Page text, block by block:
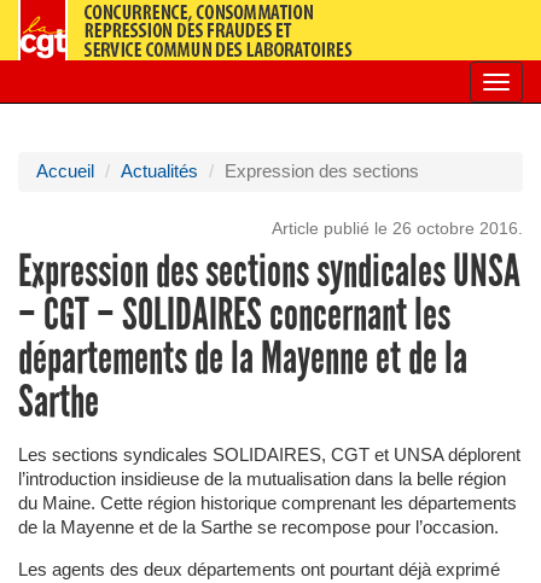
Accueil Actualités Expression des sections
Article publié le 26 octobre 2016.
Expression des sections syndicales UNSA
– CGT – SOLIDAIRES concernant les
départements de la Mayenne et de la
Sarthe
Les sections syndicales SOLIDAIRES, CGT et UNSA déplorent
l’introduction insidieuse de la mutualisation dans la belle région
du Maine. Cette région historique comprenant les départements
de la Mayenne et de la Sarthe se recompose pour l’occasion.
Les agents des deux départements ont pourtant déjà exprimé